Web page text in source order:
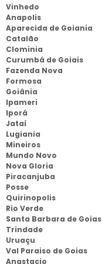
Vinhedo
Anapolis
Aparecida de Goiania
Catalão
Clominia
Curumbá de Goiais
Fazenda Nova
Formosa
Goiânia
Ipameri
Iporá
Jataí
Lugiania
Mineiros
Mundo Novo
Nova Gloria
Piracanjuba
Posse
Quirinopolis
Rio Verde
Santa Barbara de Goias
Trindade
Uruaçu
Val Paraiso de Goias
Anastacio